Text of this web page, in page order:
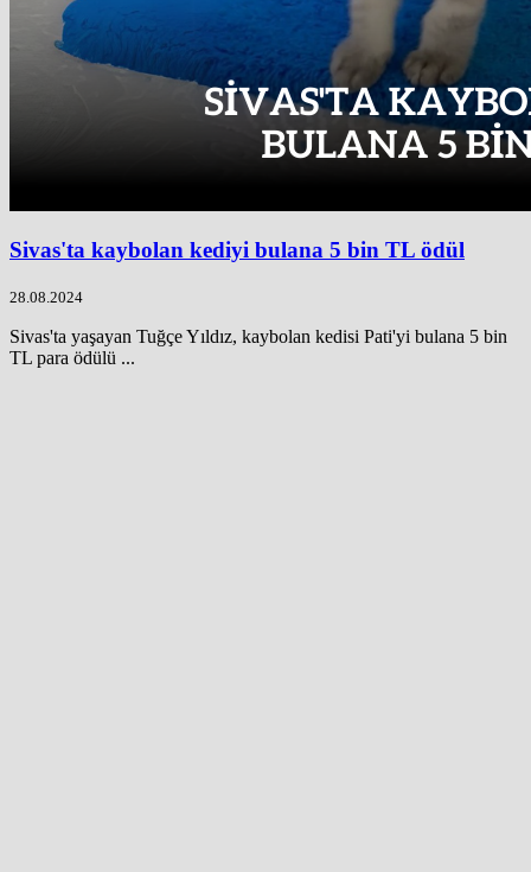
Sivas'ta kaybolan kediyi bulana 5 bin TL ödül
28.08.2024
Sivas'ta yaşayan Tuğçe Yıldız, kaybolan kedisi Pati'yi bulana 5 bin
TL para ödülü ...